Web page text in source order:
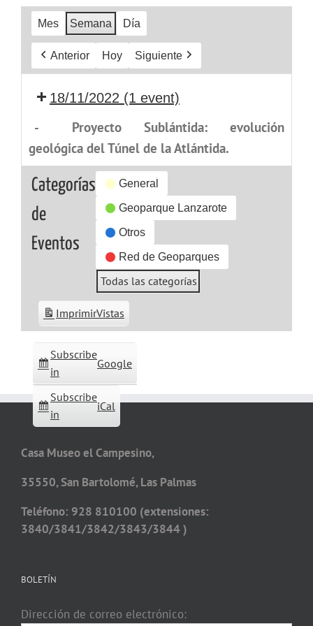
Mes Semana Día
Anterior Hoy Siguiente
18/11/2022 (1 event)
-
Proyecto Sublántida: evolución
geológica del Túnel de la Atlántida.
Categorías
de
Eventos
General
Geoparque Lanzarote
Otros
Red de Geoparques
Todas las categorías
Subscribe
in
Google
Subscribe
in
iCal
ImprimirVistas
Casa Museo el Campesino,
35550, San Bartolomé, Las Palmas
Teléfono: 928 810100 (extensiones:
3840/3841/3842/3843/3844 )
BOLETÍN
Dirección de correo electrónico: